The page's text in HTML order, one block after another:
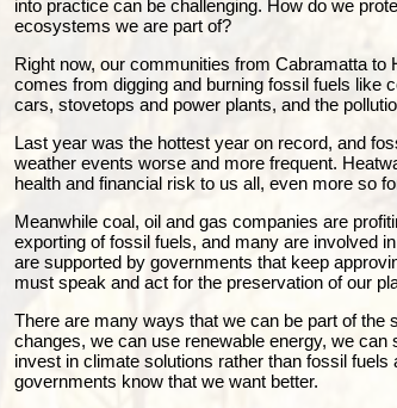
into practice can be challenging. How do we
ecosystems we are part of?
Right now, our communities from Cabramatta to
comes from digging and burning fossil fuels like
cars, stovetops and power plants, and the
Last year was the hottest year on record, and
weather events worse and more frequent.
health and financial risk to us all, even more so
Meanwhile coal, oil and gas companies are
exporting of fossil fuels, and many are involved
are supported by governments that keep
must speak and act for the preservation of our
There are many ways that we can be part of the
changes, we can use renewable energy, we
invest in climate solutions rather than fossil
governments know that we want better.